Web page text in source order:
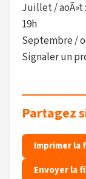
Juillet / aoÃ»t
19h
Septembre /
Signaler un
Partagez
Imprimer la
Envoyer la